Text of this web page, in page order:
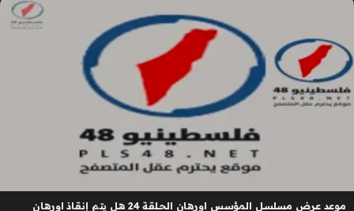
موعد عرض مسلسل المؤسس اورهان الحلقة 24 هل يتم إنقاذ اورهان